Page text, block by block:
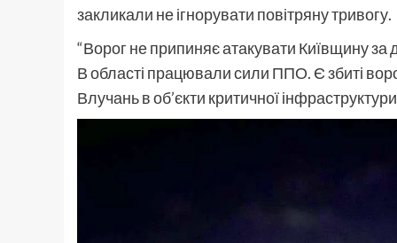
закликали не ігнорувати повітряну тривогу.
“Ворог не припиняє атакувати Київщину
В області працювали сили ППО. Є збиті
Влучань в об’єкти критичної